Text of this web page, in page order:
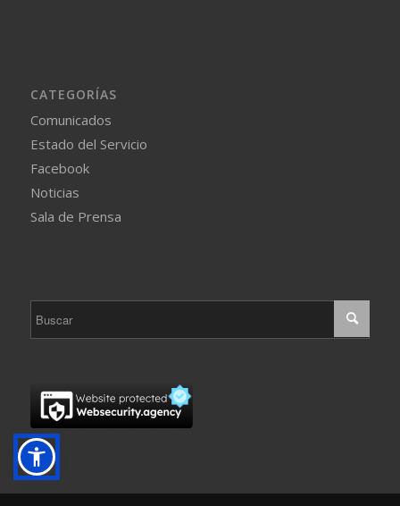
CATEGORÍAS
Comunicados
Estado del Servicio
Facebook
Noticias
Sala de Prensa